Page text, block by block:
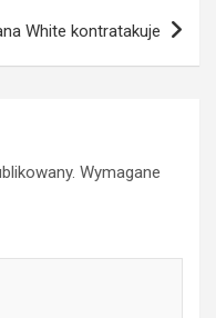
White kontratakuje
Wymagane